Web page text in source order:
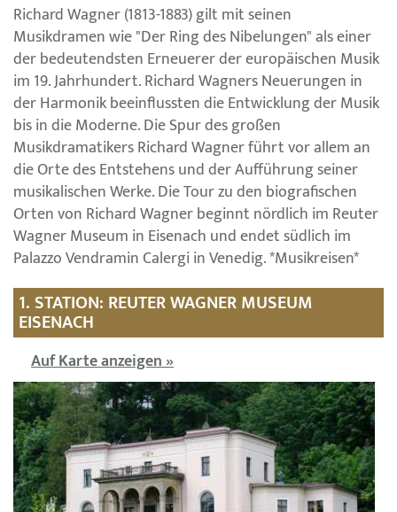
Richard Wagner (1813-1883) gilt mit seinen
Musikdramen wie "Der Ring des Nibelungen" als einer
der bedeutendsten Erneuerer der europäischen Musik
im 19. Jahrhundert. Richard Wagners Neuerungen in
der Harmonik beeinflussten die Entwicklung der Musik
bis in die Moderne. Die Spur des großen
Musikdramatikers Richard Wagner führt vor allem an
die Orte des Entstehens und der Aufführung seiner
musikalischen Werke. Die Tour zu den biografischen
Orten von Richard Wagner beginnt nördlich im Reuter
Wagner Museum in Eisenach und endet südlich im
Palazzo Vendramin Calergi in Venedig. *Musikreisen*
1. STATION: REUTER WAGNER MUSEUM
EISENACH
Auf Karte anzeigen »